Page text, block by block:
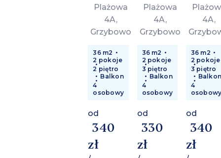
Plażowa
4A,
Grzybowo
36 m2
2 pokoje
2 piętro
Balkon
4
osobowy
od
340
zł
Plażowa
4A,
Grzybowo
36 m2
2 pokoje
3 piętro
Balkon
4
osobowy
od
330
zł
4A,
36 m2
2 pokoje
3 piętro
4
od
340
zł